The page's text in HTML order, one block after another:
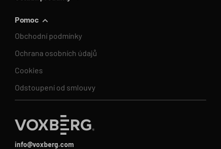
info@voxberg.com
Pomoc
Obchodní podmínky
Ochrana osobních údajů
Cookies
Odstoupení od smlouvy